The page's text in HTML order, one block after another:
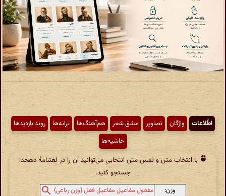
اطّلاعات واژگان تصاویر مشق شعر هم‌آهنگ‌ها ترانه‌ها
روند بازدیدها
حاشیه‌ها
با انتخاب متن و لمس متن انتخابی می‌توانید آن را در لغتنامهٔ دهخدا
جستجو کنید.
وزن:
مفعول مفاعیل مفاعیل فعل (وزن رباعی)